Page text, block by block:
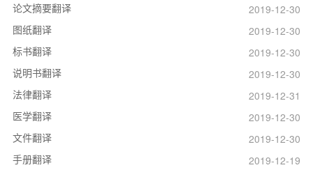
论文摘要翻译
2019-12-30
图纸翻译
2019-12-30
标书翻译
2019-12-30
说明书翻译
2019-12-30
法律翻译
2019-12-31
医学翻译
2019-12-30
文件翻译
2019-12-30
手册翻译
2019-12-19